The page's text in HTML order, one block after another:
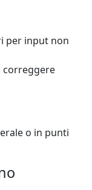
per input non
correggere
o in punti